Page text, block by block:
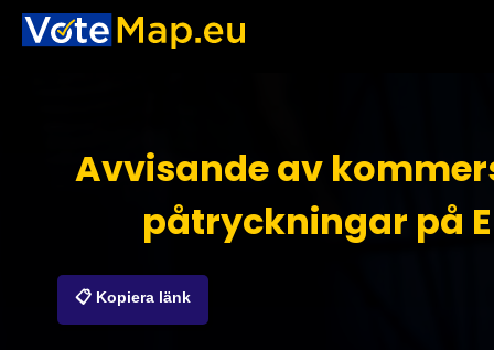
Avvisande av
påtryckningar på
📋 Kopiera länk